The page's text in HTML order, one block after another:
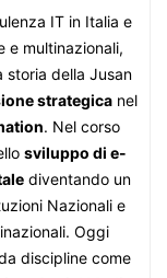
IT in Italia e
e multinazionali,
storia della Jusan
strategica nel
. Nel corso
sviluppo di e-
diventando un
Nazionali e
Oggi
discipline come